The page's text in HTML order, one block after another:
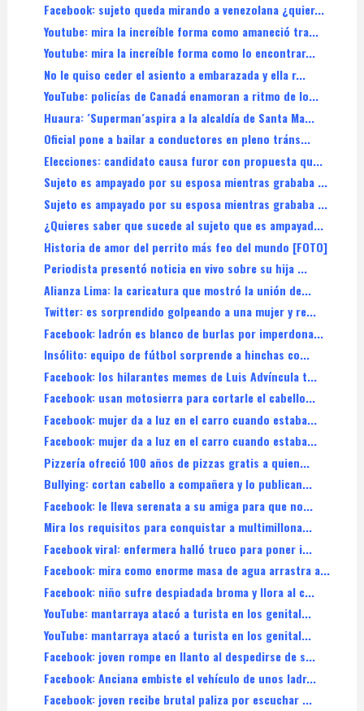
Facebook: sujeto queda mirando a venezolana ¿quier...
Youtube: mira la increíble forma como amaneció tra...
Youtube: mira la increíble forma como lo encontrar...
No le quiso ceder el asiento a embarazada y ella r...
YouTube: policías de Canadá enamoran a ritmo de lo...
Huaura: ´Superman´aspira a la alcaldía de Santa Ma...
Oficial pone a bailar a conductores en pleno tráns...
Elecciones: candidato causa furor con propuesta qu...
Sujeto es ampayado por su esposa mientras grababa ...
Sujeto es ampayado por su esposa mientras grababa ...
¿Quieres saber que sucede al sujeto que es ampayad...
Historia de amor del perrito más feo del mundo [FOTO]
Periodista presentó noticia en vivo sobre su hija ...
Alianza Lima: la caricatura que mostró la unión de...
Twitter: es sorprendido golpeando a una mujer y re...
Facebook: ladrón es blanco de burlas por imperdona...
Insólito: equipo de fútbol sorprende a hinchas co...
Facebook: los hilarantes memes de Luis Advíncula t...
Facebook: usan motosierra para cortarle el cabello...
Facebook: mujer da a luz en el carro cuando estaba...
Facebook: mujer da a luz en el carro cuando estaba...
Pizzería ofreció 100 años de pizzas gratis a quien...
Bullying: cortan cabello a compañera y lo publican...
Facebook: le lleva serenata a su amiga para que no...
Mira los requisitos para conquistar a multimillona...
Facebook viral: enfermera halló truco para poner i...
Facebook: mira como enorme masa de agua arrastra a...
Facebook: niño sufre despiadada broma y llora al c...
YouTube: mantarraya atacó a turista en los genital...
YouTube: mantarraya atacó a turista en los genital...
Facebook: joven rompe en llanto al despedirse de s...
Facebook: Anciana embiste el vehículo de unos ladr...
Facebook: joven recibe brutal paliza por escuchar ...